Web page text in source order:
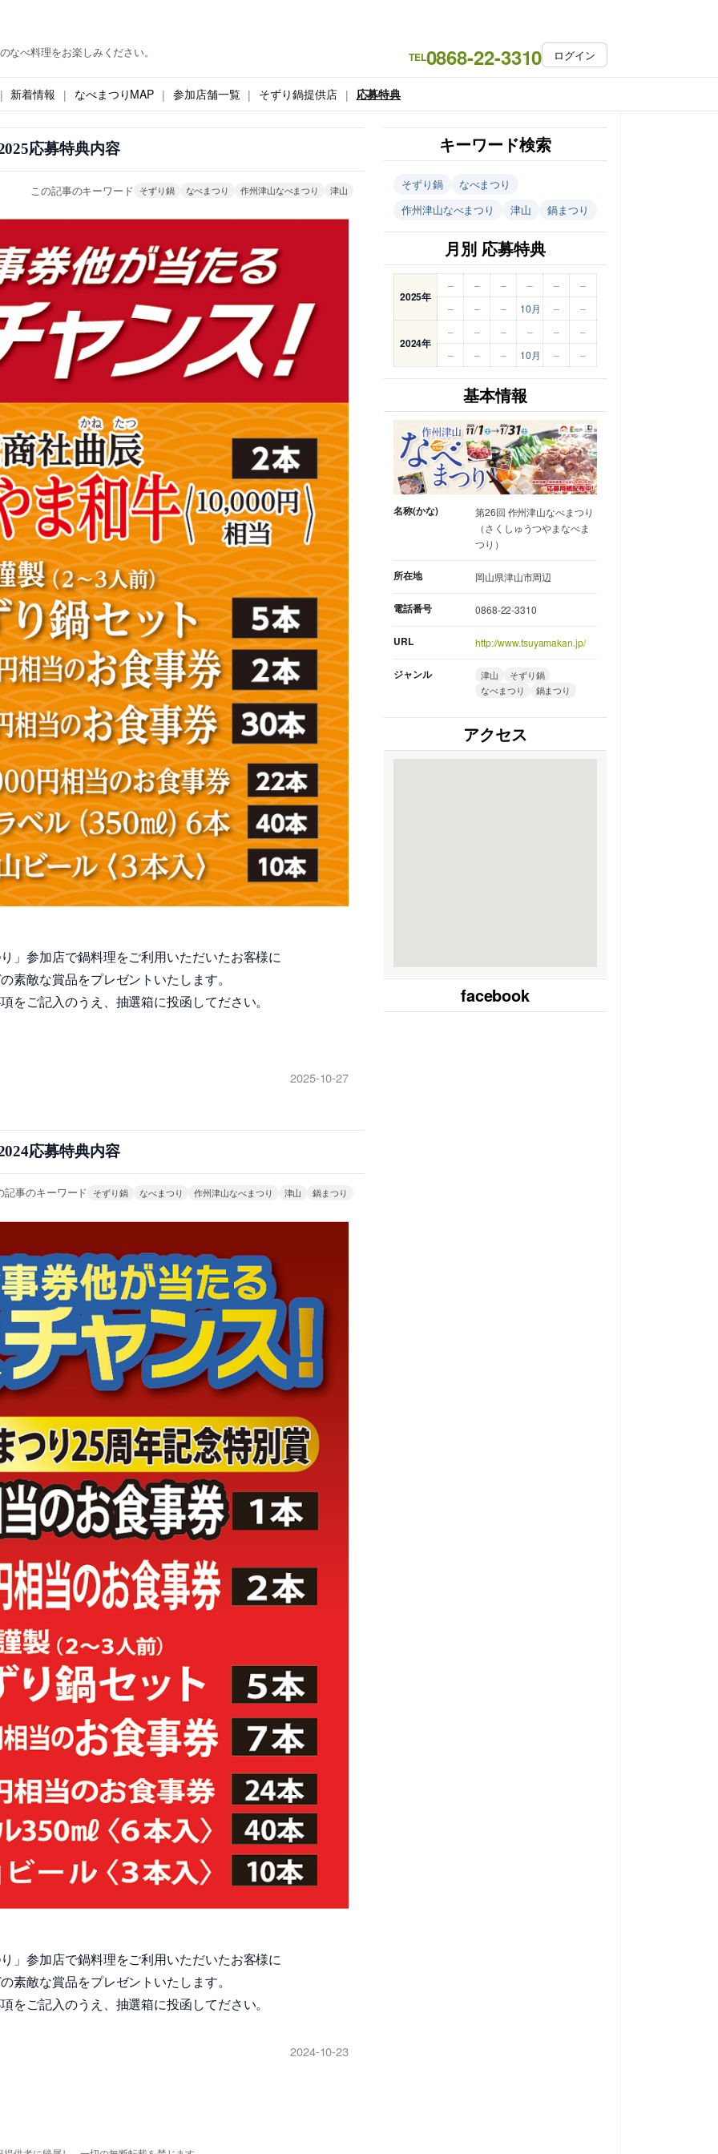
べ料理をお楽しみください。 TEL0868-22-3310 ログイン
新着情報 なべまつりMAP 参加店舗一覧 そずり鍋提供店 応募特典
応募特典内容
この記事のキーワード そずり鍋 なべまつり 作州津山なべまつり 津山
」参加店で鍋料理をご利用いただいたお客様に
素敵な賞品をプレゼントいたします。
をご記入のうえ、抽選箱に投函してださい。
2025-10-27
応募特典内容
記事のキーワード そずり鍋 なべまつり 作州津山なべまつり 津山 鍋まつり
」参加店で鍋料理をご利用いただいたお客様に
素敵な賞品をプレゼントいたします。
をご記入のうえ、抽選箱に投函してださい。
2024-10-23
キーワード検索
そずり鍋
なべまつり
作州津山なべまつり
津山 鍋まつり
月別 応募特典
2025年
– – – – –
–
–
– – 10月 – –
2024年
– – – – –
–
–
– – 10月 – –
基本情報
名称(かな)
第26回 作州津山なべまつり
（さくしゅうつやまなべま
つり）
所在地 岡山県津山市周辺
電話番号 0868-22-3310
URL http://www.tsuyamakan.jp/
ジャンル 津山
そずり鍋
なべまつり
鍋まつり
アクセス
facebook